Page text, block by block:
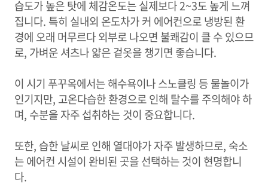
습도가 높은 탓에 체감온도는 실제보다 2~3도 높게 느껴
집니다. 특히 실내외 온도차가 커 에어컨으로 냉방된 환
경에 오래 머무르다 외부로 나오면 불쾌감이 클 수 있으므
로, 가벼운 셔츠나 얇은 겉옷을 챙기면 좋습니다.
이 시기 푸꾸옥에서는 해수욕이나 스노클링 등 물놀이가
인기지만, 고온다습한 환경으로 인해 탈수를 주의해야 하
며, 수분을 자주 섭취하는 것이 중요합니다.
또한, 습한 날씨로 인해 열대야가 자주 발생하므로, 숙소
는 에어컨 시설이 완비된 곳을 선택하는 것이 현명합니
다.